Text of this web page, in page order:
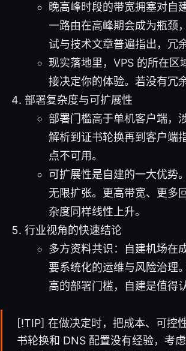
晚高峰时段的带宽拥塞对自
一路由在高峰期会成为瓶颈
试与技术文章普遍指出，冗
现实落地里，VPS 的所在区
接决定你的体验。若没有冗
部署复杂度与可扩展性
部署门槛高于单机客户端，
解析到证书轮换再到客户端
点不可用。
可扩展性是自建的一大优势
无限扩张。更高带宽、更多
杂度同样线性上升。
行业视角的快速结论
多方资料共识：自建机场在
要系统化的运维与风险治理
高的部署门槛，自建是值得
[!TIP] 在做决定时，把成本、可控
书轮换和 DNS 配置没有经验，考